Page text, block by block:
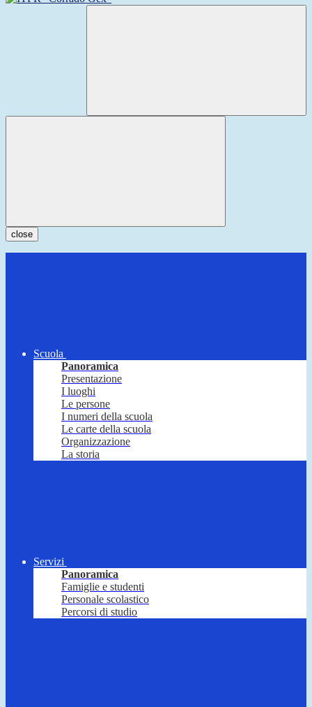
close
Scuola
Panoramica
Presentazione
I luoghi
Le persone
I numeri della scuola
Le carte della scuola
Organizzazione
La storia
Servizi
Panoramica
Famiglie e studenti
Personale scolastico
Percorsi di studio